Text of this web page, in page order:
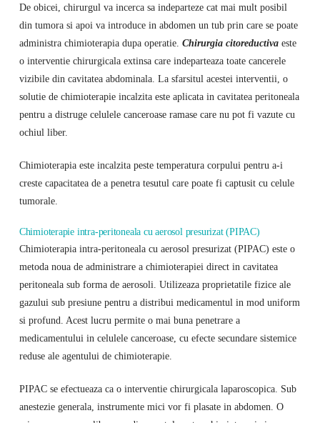
De obicei, chirurgul va incerca sa indeparteze cat mai mult posibil
din tumora si apoi va introduce in abdomen un tub prin care se poate
administra chimioterapia dupa operatie. Chirurgia citoreductivaeste
o interventie chirurgicala extinsa care indeparteaza toate cancerele
vizibile din cavitatea abdominala. La sfarsitul acestei interventii, o
solutie de chimioterapie incalzita este aplicata in cavitatea peritoneala
pentru a distruge celulele canceroase ramase care nu pot fi vazute cu
ochiul liber.
Chimioterapia este incalzita peste temperatura corpului pentru a-i
creste capacitatea de a penetra tesutul care poate fi captusit cu celule
tumorale.
Chimioterapie intra-peritoneala cu aerosol presurizat (PIPAC)
Chimioterapia intra-peritoneala cu aerosol presurizat (PIPAC) este o
metoda noua de administrare a chimioterapiei direct in cavitatea
peritoneala sub forma de aerosoli. Utilizeaza proprietatile fizice ale
gazului sub presiune pentru a distribui medicamentul in mod uniform
si profund. Acest lucru permite o mai buna penetrare a
medicamentului in celulele canceroase, cu efecte secundare sistemice
reduse ale agentului de chimioterapie.
PIPAC se efectueaza ca o interventie chirurgicala laparoscopica. Sub
anestezie generala, instrumente mici vor fi plasate in abdomen. O